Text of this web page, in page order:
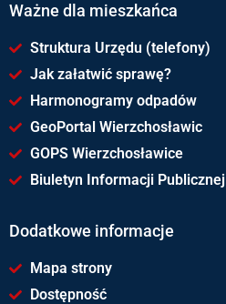
Ważne dla mieszkańca
Struktura Urzędu (telefony)
Jak załatwić sprawę?
Harmonogramy odpadów
GeoPortal Wierzchosławic
GOPS Wierzchosławice
Biuletyn Informacji Publicznej
Dodatkowe informacje
Mapa strony
Dostępność